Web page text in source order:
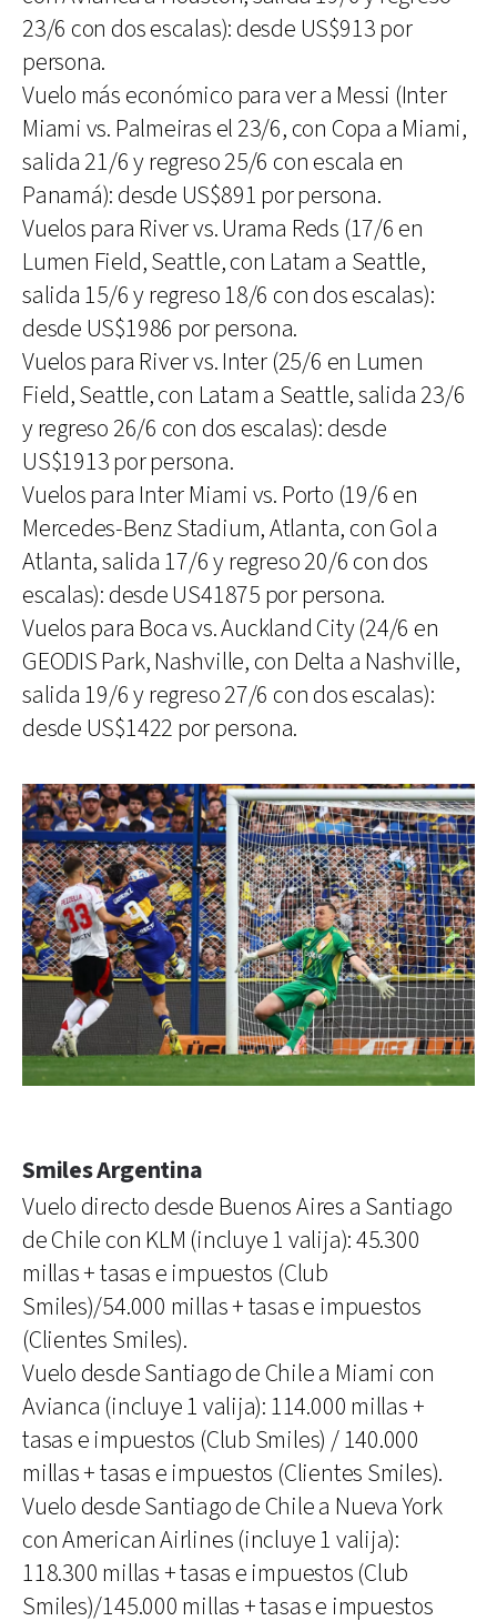
23/6 con dos escalas): desde US$913 por
persona.
Vuelo más económico para ver a Messi (Inter
Miami vs. Palmeiras el 23/6, con Copa a Miami,
salida 21/6 y regreso 25/6 con escala en
Panamá): desde US$891 por persona.
Vuelos para River vs. Urama Reds (17/6 en
Lumen Field, Seattle, con Latam a Seattle,
salida 15/6 y regreso 18/6 con dos escalas):
desde US$1986 por persona.
Vuelos para River vs. Inter (25/6 en Lumen
Field, Seattle, con Latam a Seattle, salida 23/6
y regreso 26/6 con dos escalas): desde
US$1913 por persona.
Vuelos para Inter Miami vs. Porto (19/6 en
Mercedes-Benz Stadium, Atlanta, con Gol a
Atlanta, salida 17/6 y regreso 20/6 con dos
escalas): desde US41875 por persona.
Vuelos para Boca vs. Auckland City (24/6 en
GEODIS Park, Nashville, con Delta a Nashville,
salida 19/6 y regreso 27/6 con dos escalas):
desde US$1422 por persona.
Smiles Argentina
Vuelo directo desde Buenos Aires a Santiago
de Chile con KLM (incluye 1 valija): 45.300
millas + tasas e impuestos (Club
Smiles)/54.000 millas + tasas e impuestos
(Clientes Smiles).
Vuelo desde Santiago de Chile a Miami con
Avianca (incluye 1 valija): 114.000 millas +
tasas e impuestos (Club Smiles) / 140.000
millas + tasas e impuestos (Clientes Smiles).
Vuelo desde Santiago de Chile a Nueva York
con American Airlines (incluye 1 valija):
118.300 millas + tasas e impuestos (Club
Smiles)/145.000 millas + tasas e impuestos